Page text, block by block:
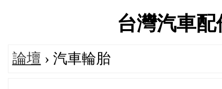
台灣汽車
論壇 › 汽車輪胎